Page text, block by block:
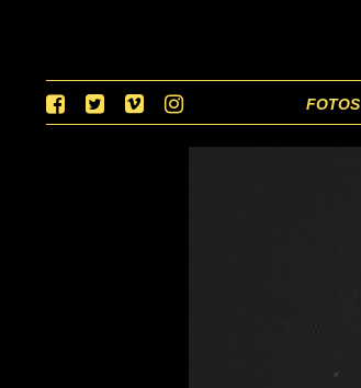
FOTOS